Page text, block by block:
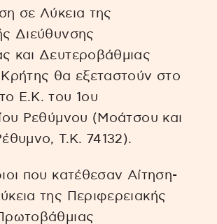
σε Λύκεια της
Διεύθυνσης
και Δευτεροβάθμιας
θα εξεταστούν στο
Ε.Κ. του 1ου
Ρεθύμνου (Μοάτσου και
Τ.Κ. 74132).
που κατέθεσαν Αίτηση-
της Περιφερειακής